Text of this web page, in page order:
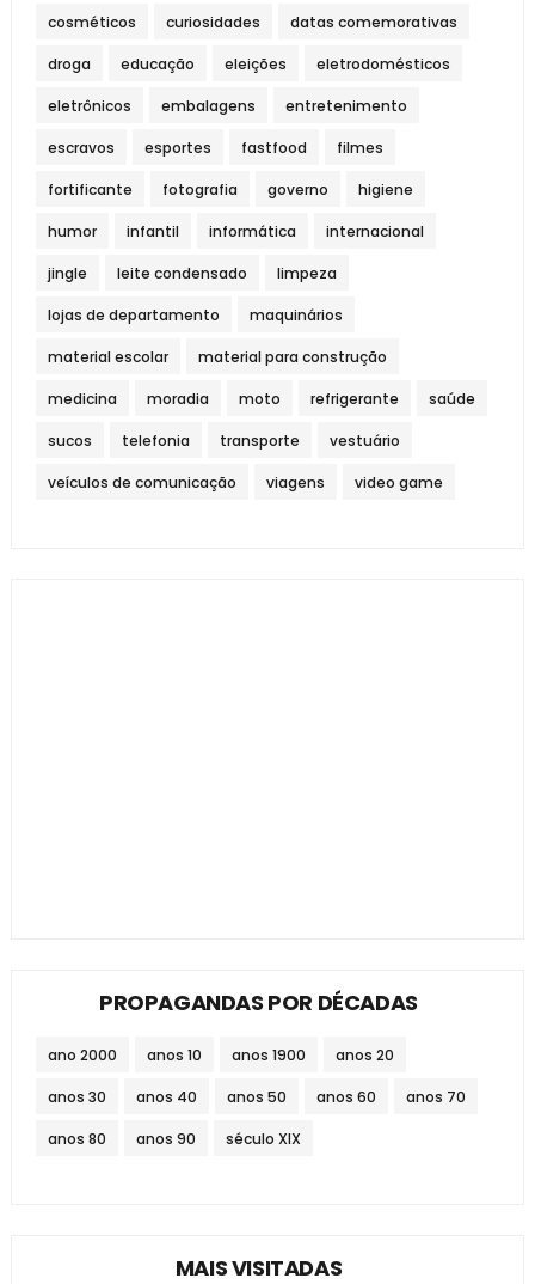
cosméticos curiosidades datas comemorativas
droga educação eleições eletrodomésticos
eletrônicos embalagens entretenimento
escravos esportes fastfood filmes
fortificante fotografia governo higiene
humor infantil informática internacional
jingle leite condensado limpeza
lojas de departamento maquinários
material escolar material para construção
medicina moradia moto refrigerante saúde
sucos telefonia transporte vestuário
veículos de comunicação viagens video game
PROPAGANDAS POR DÉCADAS
ano 2000 anos 10 anos 1900 anos 20
anos 30 anos 40 anos 50 anos 60 anos 70
anos 80 anos 90 século XIX
MAIS VISITADAS